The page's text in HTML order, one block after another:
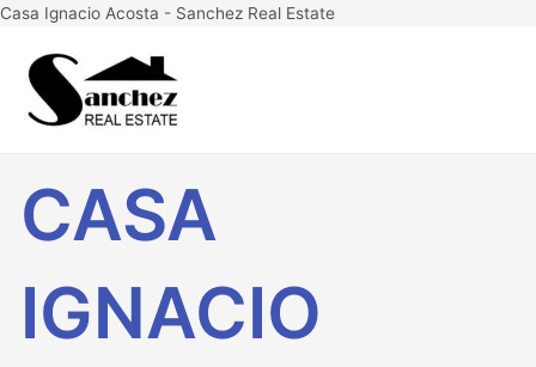
Casa Ignacio Acosta - Sanchez Real EstateIr
CASA
IGNACIO